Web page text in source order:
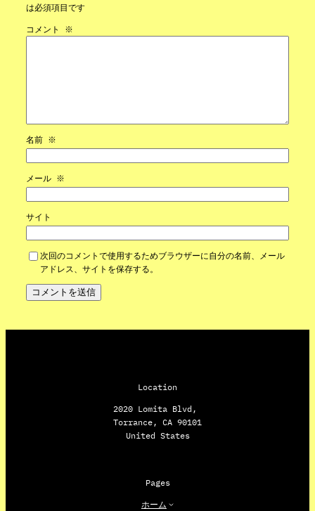
は必須項目です
コメント ※
名前 ※
メール ※
サイト
次回のコメントで使用するためブラウザーに自分の名前、メール
アドレス、サイトを保存する。
Location
2020 Lomita Blvd,
Torrance, CA 90101
United States
Pages
ホーム